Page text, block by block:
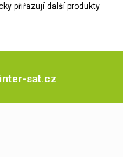
přiřazují další produkty
sat.cz